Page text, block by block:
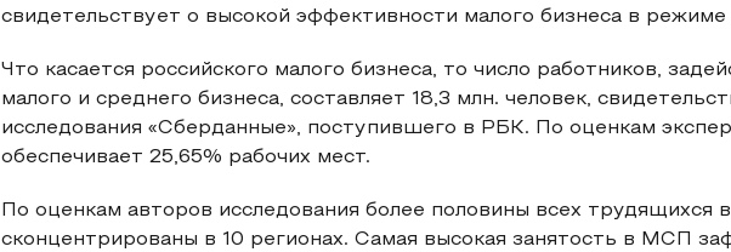
свидетельствует о высокой эффективности малого бизнеса в режиме
Что касается российского малого бизнеса, то число работников,
малого и среднего бизнеса, составляет 18,3 млн. человек,
исследования «Сберданные», поступившего в РБК. По оценкам
обеспечивает 25,65% рабочих мест.
По оценкам авторов исследования более половины всех трудящихся
сконцентрированы в 10 регионах. Самая высокая занятость в МСП